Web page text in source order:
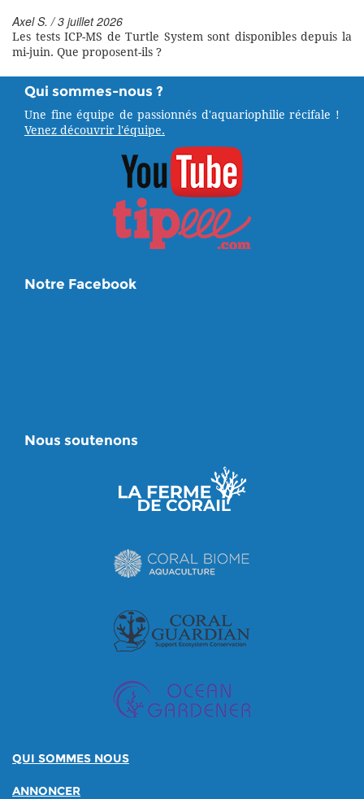
Axel S. / 3 juillet 2026
Les tests ICP-MS de Turtle System sont disponibles depuis la
mi-juin. Que proposent-ils ?
Qui sommes-nous ?
Une fine équipe de passionnés d'aquariophilie récifale !
Venez découvrir l'équipe.
Notre Facebook
Nous soutenons
QUI SOMMES NOUS
ANNONCER